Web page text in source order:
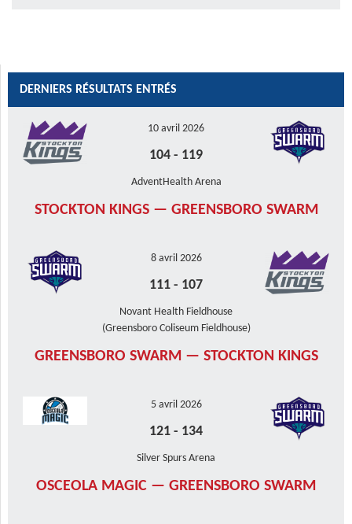
DERNIERS RÉSULTATS ENTRÉS
10 avril 2026
104 - 119
AdventHealth Arena
STOCKTON KINGS — GREENSBORO SWARM
8 avril 2026
111 - 107
Novant Health Fieldhouse
(Greensboro Coliseum Fieldhouse)
GREENSBORO SWARM — STOCKTON KINGS
5 avril 2026
121 - 134
Silver Spurs Arena
OSCEOLA MAGIC — GREENSBORO SWARM